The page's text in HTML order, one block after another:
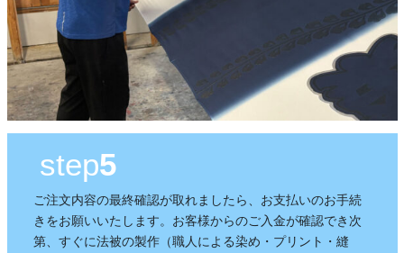
step5
ご注文内容の最終確認が取れましたら、お支払いのお手続
きをお願いいたします。お客様からのご入金が確認でき次
第、すぐに法被の製作（職人による染め・プリント・縫
森佐では、石川県はもとより、それぞれの地域のお祭りにあわせた半天・法被やお祭
り用品を数多く取り扱っております。お祭りの事はお気軽にご相談下さい。
出かけてみる石川のお祭り【必須ア
イテム】
オリジナル半纏・法被